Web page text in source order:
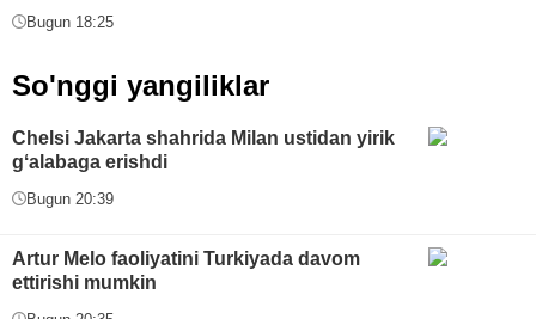
Bugun 18:25
So'nggi yangiliklar
Chelsi Jakarta shahrida Milan ustidan yirik
gʻalabaga erishdi
Bugun 20:39
Artur Melo faoliyatini Turkiyada davom
ettirishi mumkin